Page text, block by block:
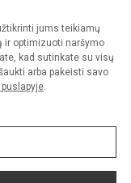
jums teikiamų
ir optimizuoti naršymo
kad sutinkate su visų
arba pakeisti savo
.
teisės saugomos.
griežtai draudžiama.
valdymas